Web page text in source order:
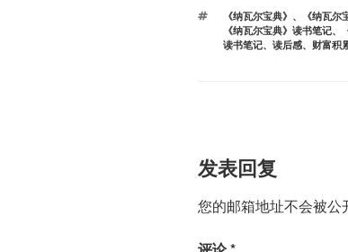
标
签
《纳瓦尔宝典》 、 《纳瓦尔
《纳瓦尔宝典》读书笔记、
读书笔记、 读后感、 财富积
发表回复
您的邮箱地址不会被公